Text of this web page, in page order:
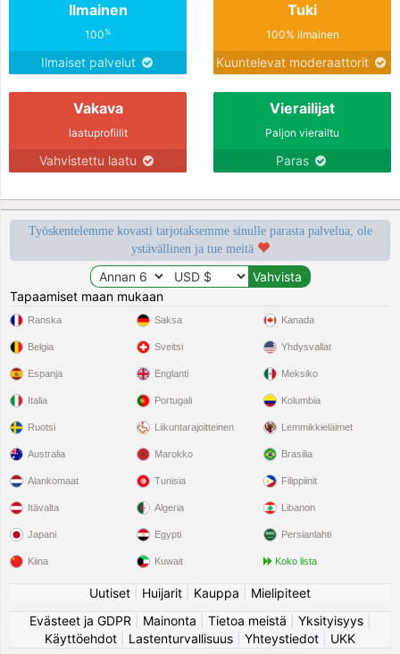
Ilmainen
100%
Ilmaiset palvelut
Tuki
100% ilmainen
Kuuntelevat moderaattorit
Vakava
laatuprofiilit
Vahvistettu laatu
Vierailijat
Paljon vierailtu
Paras
Työskentelemme kovasti tarjotaksemme sinulle parasta palvelua, ole
ystävällinen ja tue meitä
Tapaamiset maan mukaan
Ranska
Belgia
Espanja
Italia
Ruotsi
Saksa
Sveitsi
Englanti
Portugali
Liikuntarajoitteinen
Kanada
Yhdysvallat
Meksiko
Kolumbia
Lemmikkieläimet
Australia
Alankomaat
Itävalta
Japani
Kiina
Marokko
Tunisia
Algeria
Egypti
Kuwait
Brasilia
Filippiinit
Libanon
Persianlahti
Koko lista
Uutiset Huijarit Kauppa
Mielipiteet
Evästeet ja GDPR
Mainonta Tietoa meistä Yksityisyys|
Käyttöehdot
Lastenturvallisuus Yhteystiedot UKK